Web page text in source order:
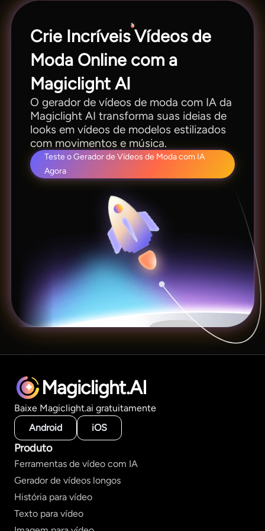
Crie Incríveis Vídeos de
Moda Online com a
Magiclight AI
O gerador de vídeos de moda com IA da
Magiclight AI transforma suas ideias de
looks em vídeos de modelos estilizados
com movimentos e música.
Teste o Gerador de Vídeos de Moda com IA
Agora
Magiclight.AI
Baixe Magiclight.ai gratuitamente
Android
iOS
Produto
Ferramentas de vídeo com IA
Gerador de vídeos longos
História para vídeo
Texto para vídeo